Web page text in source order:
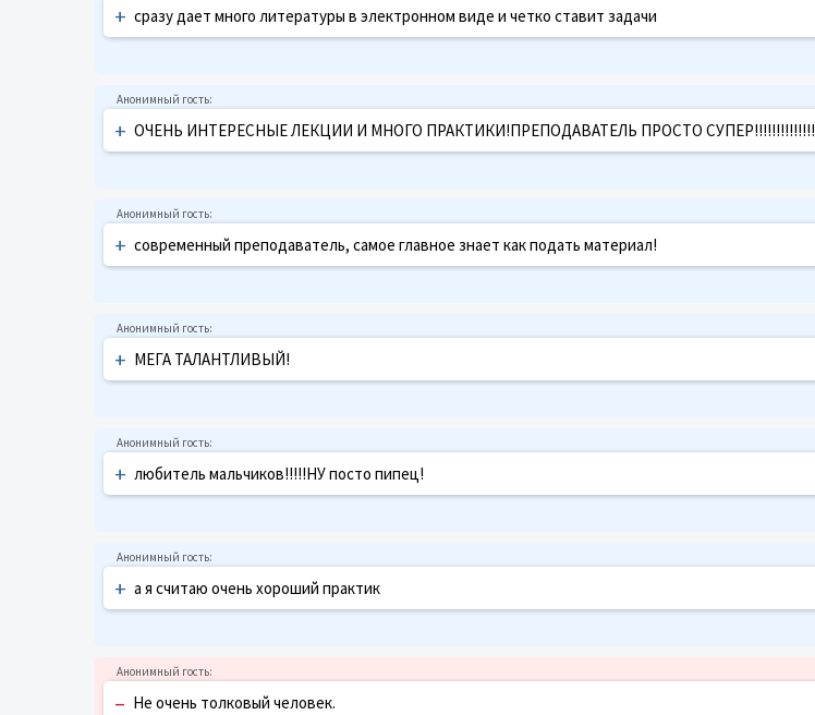
+ сразу дает много литературы в электронном виде и четко ставит задачи
+ ОЧЕНЬ ИНТЕРЕСНЫЕ ЛЕКЦИИ И МНОГО ПРАКТИКИ!ПРЕПОДАВАТЕЛЬ ПРОСТО СУПЕР!!!!!!!!!!!!!!
+ современный преподаватель, самое главное знает как подать материал!
+ МЕГА ТАЛАНТЛИВЫЙ!
+ любитель мальчиков!!!!!НУ посто пипец!
+ а я считаю очень хороший практик
– Не очень толковый человек.